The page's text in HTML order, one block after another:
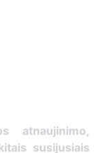
atnaujinimo,
susijusiais